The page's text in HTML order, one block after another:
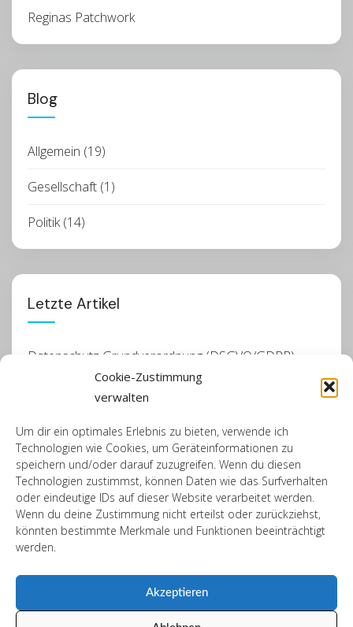
Cookie-Zustimmung
verwalten
Um dir ein optimales Erlebnis zu bieten, verwende ich
Technologien wie Cookies, um Geräteinformationen zu
speichern und/oder darauf zuzugreifen. Wenn du diesen
Technologien zustimmst, können Daten wie das Surfverhalten
oder eindeutige IDs auf dieser Website verarbeitet werden.
Wenn du deine Zustimmung nicht erteilst oder zurückziehst,
könnten bestimmte Merkmale und Funktionen beeinträchtigt
werden.
Akzeptieren
Reginas Patchwork
Blog
Allgemein (19)
Gesellschaft (1)
Politik(14)
Letzte Artikel
Datenschutz Grundverordnung (DSGVO/GDPR)
Frühjahrsputz die Zweite
Frühjahrsputz
Närrisches aus dem Vereinsleben
Erneuerungsprozess der SPD
In neuem Glanz
Fundstück zum Nachdenken